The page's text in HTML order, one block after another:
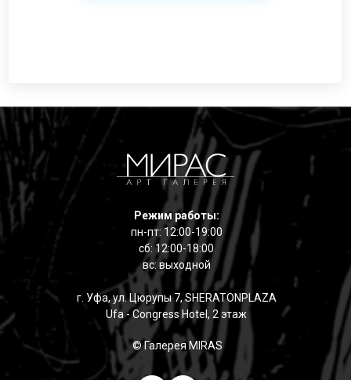
Режим работы:
пн-пт: 12:00-19:00
сб: 12:00-18:00
вс: выходной
г. Уфа, ул. Цюрупы 7, SHERATONPLAZA
Ufa - Congress Hotel, 2 этаж
© Галерея MIRAS